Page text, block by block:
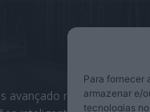
Para fornecer
armazenar e/
tecnologias
na